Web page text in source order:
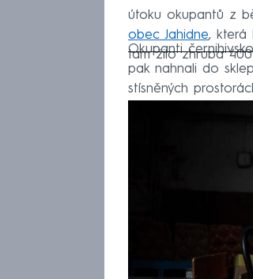
útoku okupantů z
obec Jahidne, která
tam žilo zhruba
Okupanti
pak nahnali do
stísněných
většinou
18 Ukrajinců mučili